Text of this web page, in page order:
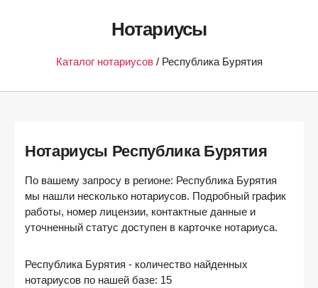
Нотариусы
Каталог нотариусов/ Республика Бурятия
Нотариусы Республика Бурятия
По вашему запросу в регионе: Республика Бурятия
мы нашли несколько нотариусов. Подробный график
работы, номер лицензии, контактные данные и
уточненный статус доступен в карточке нотариуса.
Республика Бурятия - количество найденных
нотариусов по нашей базе: 15